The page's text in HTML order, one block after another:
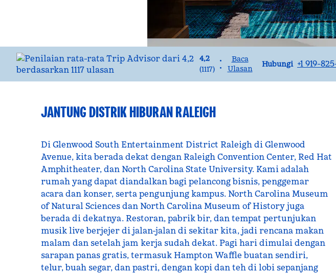
4,2
(1117)
•
•
Baca
Ulasan
Hubungi
Panggilan+1 919-
JANTUNG DISTRIK HIBURAN RALEIGH
Di Glenwood South Entertainment District Raleigh di Glenwood
Avenue, kita berada dekat dengan Raleigh Convention Center, Red Hat
Amphitheater, dan North Carolina State University. Kami adalah
rumah yang dapat diandalkan bagi pelancong bisnis, penggemar
acara dan konser, serta pengunjung kampus. North Carolina Museum
of Natural Sciences dan North Carolina Museum of History juga
berada di dekatnya. Restoran, pabrik bir, dan tempat pertunjukan
musik live berjejer di jalan-jalan di sekitar kita, jadi rencana makan
malam dan setelah jam kerja sudah dekat. Pagi hari dimulai dengan
sarapan panas gratis, termasuk Hampton Waffle buatan sendiri,
telur, buah segar, dan pastri, dengan kopi dan teh di lobi sepanjang